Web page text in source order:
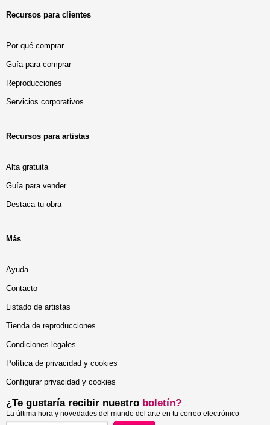
Recursos para clientes
Por qué comprar
Guía para comprar
Reproducciones
Servicios corporativos
Recursos para artistas
Alta gratuita
Guía para vender
Destaca tu obra
Más
Ayuda
Contacto
Listado de artistas
Tienda de reproducciones
Condiciones legales
Política de privacidad y cookies
Configurar privacidad y cookies
¿Te gustaría recibir nuestro boletín?
La última hora y novedades del mundo del arte en tu correo electrónico